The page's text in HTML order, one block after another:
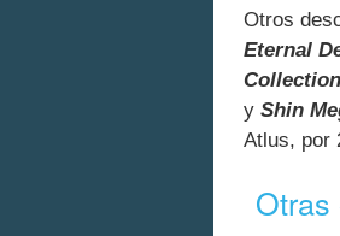
Otros
Eternal
Collection
y Shin
Atlus, por